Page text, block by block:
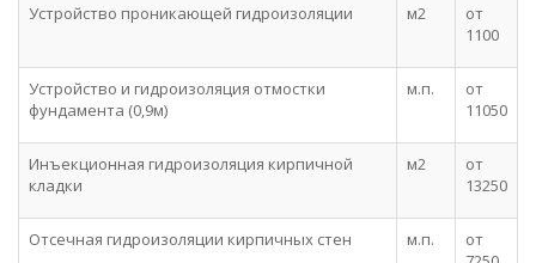
Устройство проникающей гидроизоляции м2
от
1100
Устройство и гидроизоляция отмостки
фундамента (0,9м)
м.п.
от
11050
Инъекционная гидроизоляция кирпичной
кладки
м2
от
13250
Отсечная гидроизоляции кирпичных стен м.п.
от